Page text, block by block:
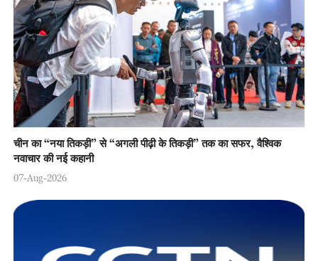
चीन का “नया तिकड़ी” से “अगली पीढ़ी के तिकड़ी” तक का सफर, वैश्विक
नवाचार की नई कहानी
07-Aug-2026